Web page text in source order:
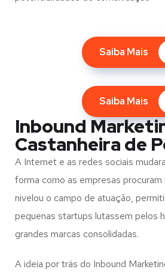
Saiba Mais
Saiba Mais
Inbound
Castanheira de
A Internet e as redes sociais
forma como as empresas
nivelou o campo de atuação,
pequenas startups lutassem pelos
grandes marcas consolidadas.
A ideia por trás do Inbound